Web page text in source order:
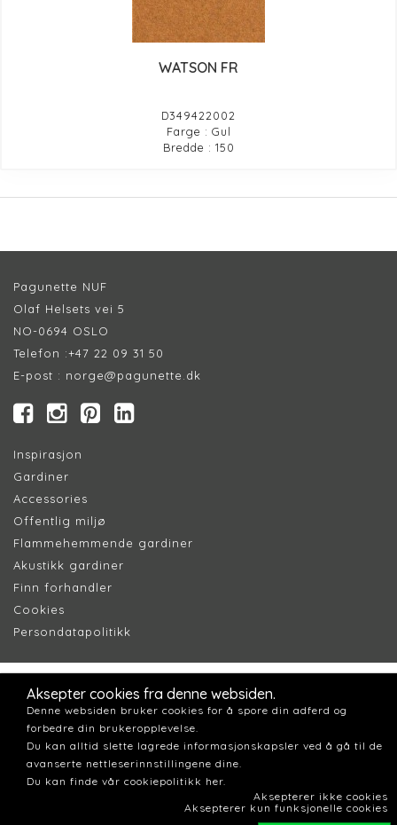
WATSON FR
D349422002
Farge : Gul
Bredde : 150
Pagunette NUF
Olaf Helsets vei 5
NO-0694 OSLO
Telefon :+47 22 09 31 50
E-post : norge@pagunette.dk
Inspirasjon
Gardiner
Accessories
Offentlig miljø
Flammehemmende gardiner
Akustikk gardiner
Finn forhandler
Cookies
Persondatapolitikk
Aksepter cookies fra denne websiden.
Denne websiden bruker cookies for å spore din adferd og
forbedre din brukeropplevelse.
Du kan alltid slette lagrede informasjonskapsler ved å gå til de
avanserte nettleserinnstillingene dine.
Du kan finde vår cookiepolitikk her.
Aksepterer ikke cookies
Aksepterer kun funksjonelle cookies